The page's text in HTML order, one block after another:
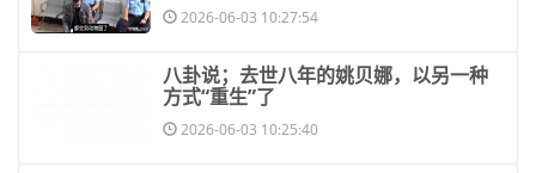
2026-06-03 10:27:54
​八卦说；去世八年的姚贝娜，以另一种
方式“重生”了
2026-06-03 10:25:40